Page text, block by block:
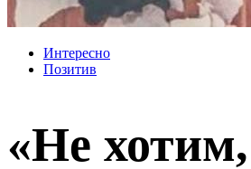
Интересно
Позитив
«Не хотим,